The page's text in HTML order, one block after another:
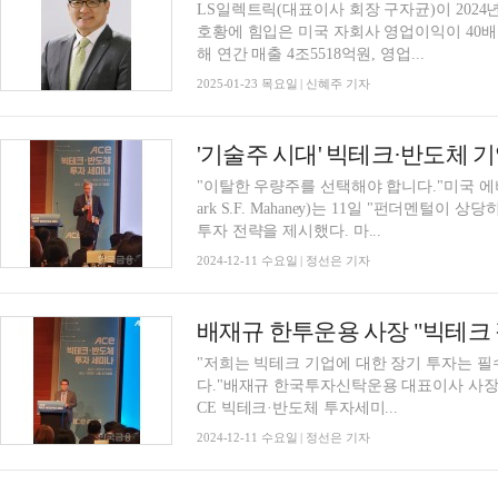
LS일렉트릭(대표이사 회장 구자균)이 2024
호황에 힘입은 미국 자회사 영업이익이 40
해 연간 매출 4조5518억원, 영업...
2025-01-23 목요일 | 신혜주 기자
"이탈한 우량주를 선택해야 합니다."미국
ark S.F. Mahaney)는 11일 "펀더멘털이 상
투자 전략을 제시했다. 마...
2024-12-11 수요일 | 정선은 기자
"저희는 빅테크 기업에 대한 장기 투자는
다."배재규 한국투자신탁운용 대표이사 사
CE 빅테크·반도체 투자세미...
2024-12-11 수요일 | 정선은 기자